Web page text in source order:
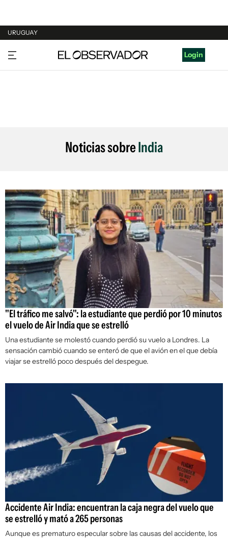
URUGUAY
URUGUAY
ARGENTINA
Login
Noticias sobreIndia
"El tráfico me salvó": la estudiante que perdió por 10 minutos
el vuelo de Air India que se estrelló
Una estudiante se molestó cuando perdió su vuelo a Londres. La
sensación cambió cuando se enteró de que el avión en el que debía
viajar se estrelló poco después del despegue.
Accidente Air India: encuentran la caja negra del vuelo que
se estrelló y mató a 265 personas
Aunque es prematuro especular sobre las causas del accidente, los